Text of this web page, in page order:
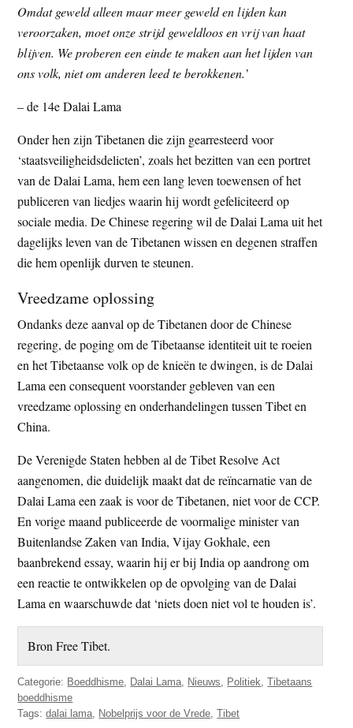
Omdat geweld alleen maar meer geweld en lijden kan
veroorzaken, moet onze strijd geweldloos en vrij van haat
blijven. We proberen een einde te maken aan het lijden van
ons volk, niet om anderen leed te berokkenen.’
– de 14e Dalai Lama
Onder hen zijn Tibetanen die zijn gearresteerd voor
‘staatsveiligheidsdelicten’, zoals het bezitten van een portret
van de Dalai Lama, hem een lang leven toewensen of het
publiceren van liedjes waarin hij wordt gefeliciteerd op
sociale media. De Chinese regering wil de Dalai Lama uit het
dagelijks leven van de Tibetanen wissen en degenen straffen
die hem openlijk durven te steunen.
Vreedzame oplossing
Ondanks deze aanval op de Tibetanen door de Chinese
regering, de poging om de Tibetaanse identiteit uit te roeien
en het Tibetaanse volk op de knieën te dwingen, is de Dalai
Lama een consequent voorstander gebleven van een
vreedzame oplossing en onderhandelingen tussen Tibet en
China.
De Verenigde Staten hebben al de Tibet Resolve Act
aangenomen, die duidelijk maakt dat de reïncarnatie van de
Dalai Lama een zaak is voor de Tibetanen, niet voor de CCP.
En vorige maand publiceerde de voormalige minister van
Buitenlandse Zaken van India, Vijay Gokhale, een
baanbrekend essay, waarin hij er bij India op aandrong om
een reactie te ontwikkelen op de opvolging van de Dalai
Lama en waarschuwde dat ‘niets doen niet vol te houden is’.
Bron Free Tibet.
Categorie: Boeddhisme, Dalai Lama, Nieuws, Politiek,Tibetaans
boeddhisme
Tags:dalai lama, Nobelprijs voor de Vrede,Tibet